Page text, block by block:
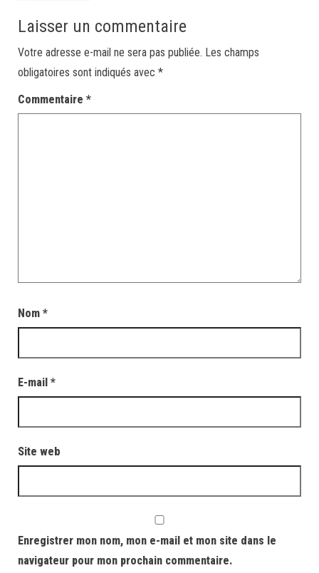
Laisser un commentaire
Votre adresse e-mail ne sera pas publiée. Les champs
obligatoires sont indiqués avec *
Commentaire *
Nom *
E-mail *
Site web
Enregistrer mon nom, mon e-mail et mon site dans le
navigateur pour mon prochain commentaire.